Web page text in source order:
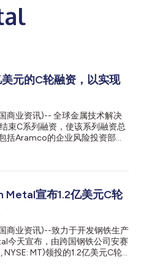
元的C轮融资，以实现
商业资讯)-- 全球金属技术解决
束C系列融资，使该系列融资总
括Aramco的企业风险投资部门
Energy Ventures也加入了这
BHP Ventures和Prelude
的首次C系列融资势头的基础
值金属业务的部署，在全球范
其用于脱碳炼钢的熔融氧化物电
、微软的Climate Innovation
银行私...
Metal宣布1.2亿美元C轮
商业资讯)--致力于开发钢铁生产
今天宣布，由跨国钢铁公司安赛
MT)领投的1.2亿美元C轮